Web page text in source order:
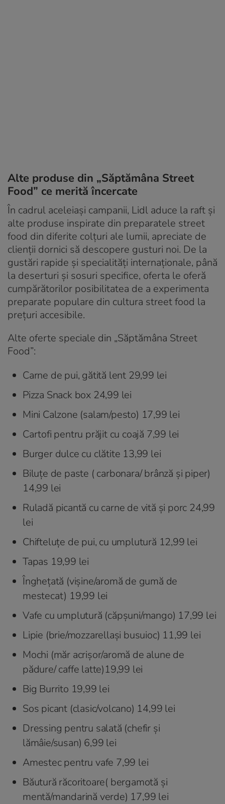
Alte produse din „Săptămâna Street
Food” ce merită încercate
În cadrul aceleiași campanii, Lidl aduce la raft și
alte produse inspirate din preparatele street
food din diferite colțuri ale lumii, apreciate de
clienții dornici să descopere gusturi noi. De la
gustări rapide și specialități internaționale, până
la deserturi și sosuri specifice, oferta le oferă
cumpărătorilor posibilitatea de a experimenta
preparate populare din cultura street food la
prețuri accesibile.
Alte oferte speciale din „Săptămâna Street
Food”:
Carne de pui, gătită lent 29,99 lei
Pizza Snack box 24,99 lei
Mini Calzone (salam/pesto) 17,99 lei
Cartofi pentru prăjit cu coajă 7,99 lei
Burger dulce cu clătite 13,99 lei
Biluțe de paste ( carbonara/ brânză și piper)
14,99 lei
Ruladă picantă cu carne de vită și porc 24,99
lei
Chifteluțe de pui, cu umplutură 12,99 lei
Tapas 19,99 lei
Înghețată (vișine/aromă de gumă de
mestecat) 19,99 lei
Vafe cu umplutură (căpșuni/mango) 17,99 lei
Lipie (brie/mozzarellași busuioc) 11,99 lei
Mochi (măr acrișor/aromă de alune de
pădure/ caffe latte)19,99 lei
Big Burrito 19,99 lei
Sos picant (clasic/volcano) 14,99 lei
Dressing pentru salată (chefir și
lămâie/susan) 6,99 lei
Amestec pentru vafe 7,99 lei
Băutură răcoritoare( bergamotă și
mentă/mandarină verde) 17,99 lei